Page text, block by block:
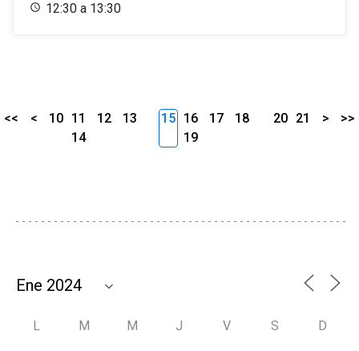
12:30 a 13:30
<< < 10 11 12
13
14
15 16 17
18
19
20 21 > >>
L M M J V S D